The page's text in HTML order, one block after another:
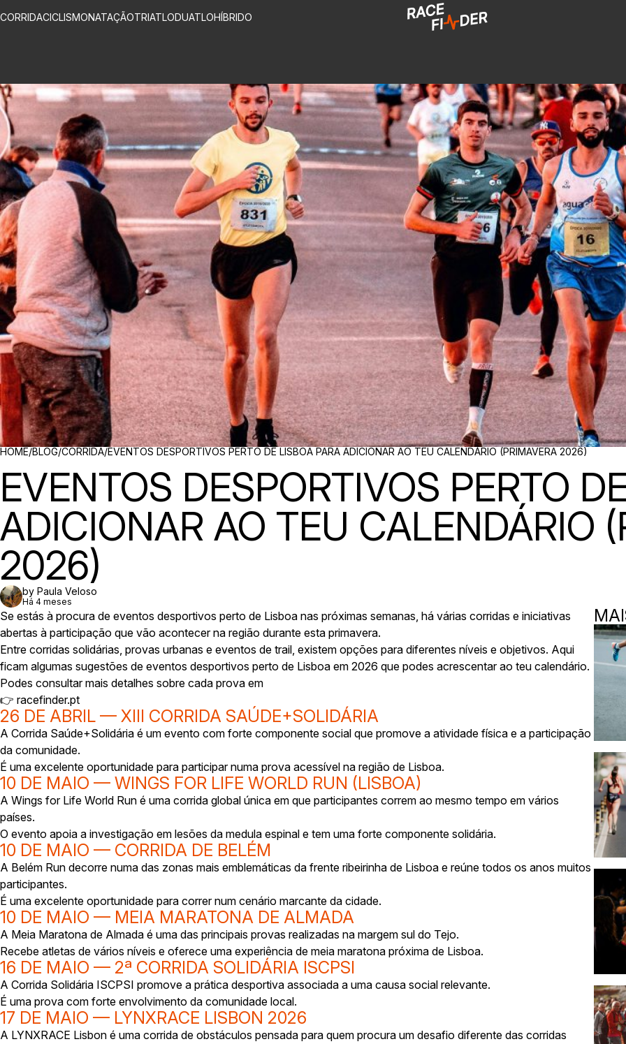
CORRIDACICLISMONATAÇÃOTRIATLODUATLOHÍBRIDO
BREADCRUMBS
HOME/BLOG/CORRIDA/EVENTOS DESPORTIVOS PERTO DE LISBOA PARA ADICIONAR AO TEU CALENDÁRIO (PRIMAVERA 2026)
EVENTOS DESPORTIVOS PERTO
ADICIONAR AO TEU CALENDÁRIO
2026)
by Paula Veloso
Há 4 meses
Se estás à procura de eventos desportivos perto de Lisboa nas próximas semanas, há várias corridas e iniciativas
abertas à participação que vão acontecer na região durante esta primavera.
Entre corridas solidárias, provas urbanas e eventos de trail, existem opções para diferentes níveis e objetivos. Aqui
ficam algumas sugestões de eventos desportivos perto de Lisboa em 2026 que podes acrescentar ao teu calendário.
Podes consultar mais detalhes sobre cada prova em
👉 racefinder.pt
26 DE ABRIL — XIII CORRIDA SAÚDE+SOLIDÁRIA
A Corrida Saúde+Solidária é um evento com forte componente social que promove a atividade física e a participação
da comunidade.
É uma excelente oportunidade para participar numa prova acessível na região de Lisboa.
10 DE MAIO — WINGS FOR LIFE WORLD RUN (LISBOA)
A Wings for Life World Run é uma corrida global única em que participantes correm ao mesmo tempo em vários
países.
O evento apoia a investigação em lesões da medula espinal e tem uma forte componente solidária.
10 DE MAIO — CORRIDA DE BELÉM
A Belém Run decorre numa das zonas mais emblemáticas da frente ribeirinha de Lisboa e reúne todos os anos muitos
participantes.
É uma excelente oportunidade para correr num cenário marcante da cidade.
10 DE MAIO — MEIA MARATONA DE ALMADA
A Meia Maratona de Almada é uma das principais provas realizadas na margem sul do Tejo.
Recebe atletas de vários níveis e oferece uma experiência de meia maratona próxima de Lisboa.
16 DE MAIO — 2ª CORRIDA SOLIDÁRIA ISCPSI
A Corrida Solidária ISCPSI promove a prática desportiva associada a uma causa social relevante.
É uma prova com forte envolvimento da comunidade local.
17 DE MAIO — LYNXRACE LISBON 2026
A LYNXRACE Lisbon é uma corrida de obstáculos pensada para quem procura um desafio diferente das corridas